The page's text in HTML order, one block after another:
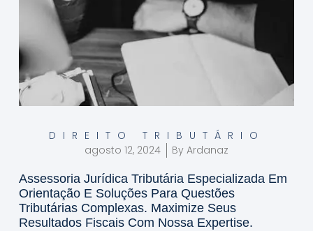
DIREITO TRIBUTÁRIO
agosto 12, 2024
By Ardanaz
Assessoria Jurídica Tributária Especializada Em
Orientação E Soluções Para Questões
Tributárias Complexas. Maximize Seus
Resultados Fiscais Com Nossa Expertise.